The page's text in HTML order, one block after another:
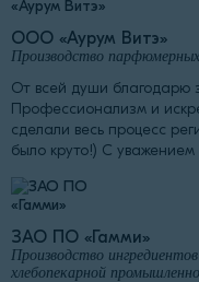
ООО «Аурум Витэ»
Производство
От всей души благодарю
Профессионализм и
сделали весь процесс
было круто!) С
ЗАО ПО «Гамми»
Производство
хлебопекарной